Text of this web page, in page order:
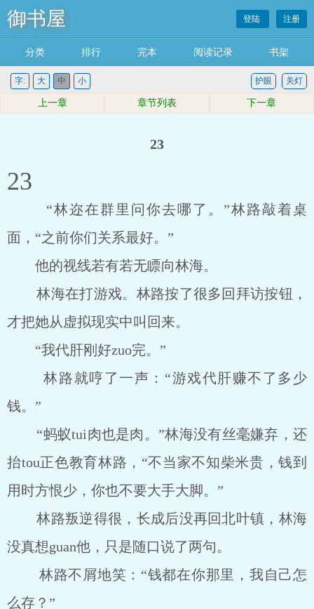
御书屋 登陆 注册
分类 排行 完本 阅读记录 书架
字: 大 中 小 关灯
护眼
上一章 章节列表 下一章
23
23
“林迩在群里问你去哪了。”林路敲着桌
面，“之前你们关系最好。”
他的视线若有若无瞟向林海。
林海在打游戏。林路按了很多回拜访按钮，
才把她从虚拟现实中叫回来。
“我代肝刚好zuo完。”
林路就哼了一声：“游戏代肝赚不了多少
钱。”
“蚂蚁tui肉也是肉。”林海没有丝毫嫌弃，还
抬tou正色教育林路，“不当家不知柴米贵，钱到
用时方恨少，你也不要大手大脚。”
林路叛逆得很，长成后没再回北叶镇，林海
没真想guan他，只是随口说了两句。
林路不屑地笑：“钱都在你那里，我自己怎
么存？”